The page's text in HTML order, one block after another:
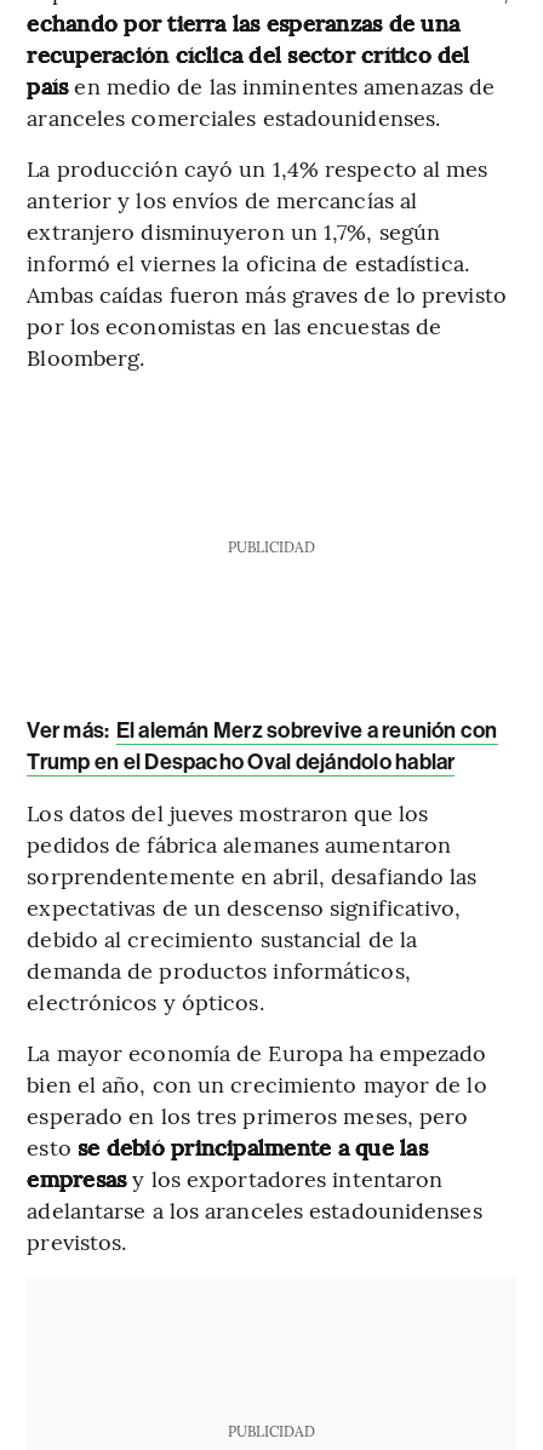
echando por tierra las esperanzas de una
recuperación cíclica del sector crítico del
paísen medio de las inminentes amenazas de
aranceles comerciales estadounidenses.
La producción cayó un 1,4% respecto al mes
anterior y los envíos de mercancías al
extranjero disminuyeron un 1,7%, según
informó el viernes la oficina de estadística.
Ambas caídas fueron más graves de lo previsto
por los economistas en las encuestas de
Bloomberg.
PUBLICIDAD
Ver más: El alemán Merz sobrevive a reunión con
Trump en el Despacho Oval dejándolo hablar
Los datos del jueves mostraron que los
pedidos de fábrica alemanes aumentaron
sorprendentemente en abril, desafiando las
expectativas de un descenso significativo,
debido al crecimiento sustancial de la
demanda de productos informáticos,
electrónicos y ópticos.
La mayor economía de Europa ha empezado
bien el año, con un crecimiento mayor de lo
esperado en los tres primeros meses, pero
esto se debió principalmente a que las
empresasy los exportadores intentaron
adelantarse a los aranceles estadounidenses
previstos.
PUBLICIDAD